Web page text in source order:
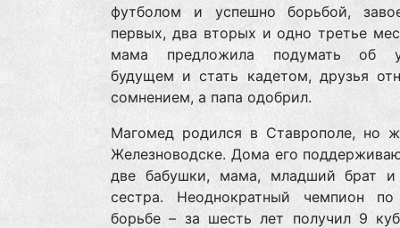
футболом и успешно борьбой,
первых, два вторых и одно третье
мама предложила подумать об
будущем и стать кадетом, друзья
сомнением, а папа одобрил.
Магомед родился в Ставрополе, но
Железноводске. Дома его
две бабушки, мама, младший брат и
сестра. Неоднократный чемпион по
борьбе – за шесть лет получил 9